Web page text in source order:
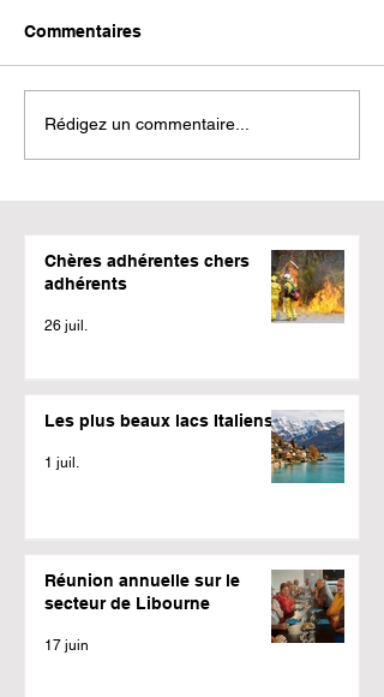
Commentaires
Rédigez un commentaire...
Chères adhérentes chers
adhérents
26 juil.
Les plus beaux lacs Italiens
1 juil.
Réunion annuelle sur le
secteur de Libourne
17 juin